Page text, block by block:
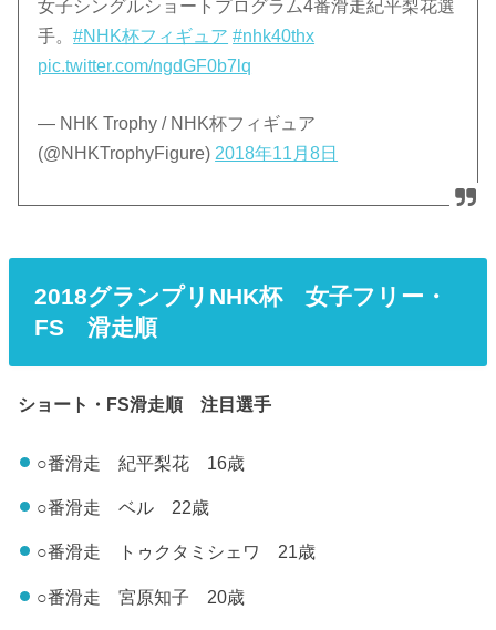
女子シングルショートプログラム4番滑走紀平梨花選
手。#NHK杯フィギュア #nhk40thx
pic.twitter.com/ngdGF0b7lq
— NHK Trophy / NHK杯フィギュア
(@NHKTrophyFigure) 2018年11月8日
2018グランプリNHK杯 女子フリー・
FS 滑走順
ショート・FS滑走順 注目選手
○番滑走 紀平梨花 16歳
○番滑走 ベル 22歳
○番滑走 トゥクタミシェワ 21歳
○番滑走 宮原知子 20歳